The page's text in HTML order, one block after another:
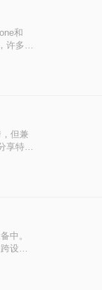
和
许多用
但兼
享特
中。
设备